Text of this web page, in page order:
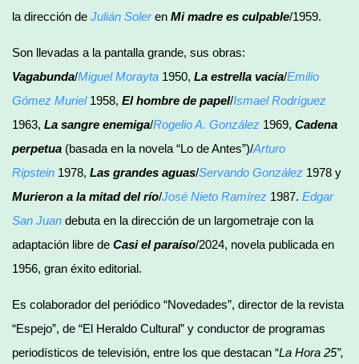
la dirección de Julián Soleren Mi madre es culpable/1959.
Son llevadas a la pantalla grande, sus obras:
Vagabunda/Miguel Morayta 1950, La estrella vacía/Emilio
Gómez Muriel1958, El hombre de papel/Ismael Rodríguez
1963, La sangre enemiga/Rogelio A. González 1969, Cadena
perpetua (basada en la novela “Lo de Antes”)/Arturo
Ripstein 1978, Las grandes aguas/Servando González 1978 y
Murieron a la mitad del río/José Nieto Ramírez 1987. Edgar
San Juan debuta en la dirección de un largometraje con la
adaptación libre de Casi el paraíso/2024, novela publicada en
1956, gran éxito editorial.
Es colaborador del periódico “Novedades”, director de la revista
“Espejo”, de “El Heraldo Cultural” y conductor de programas
periodísticos de televisión, entre los que destacan “La Hora 25”,